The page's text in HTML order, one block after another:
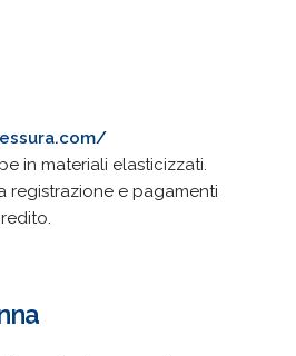
in materiali elasticizzati.
registrazione e pagamenti